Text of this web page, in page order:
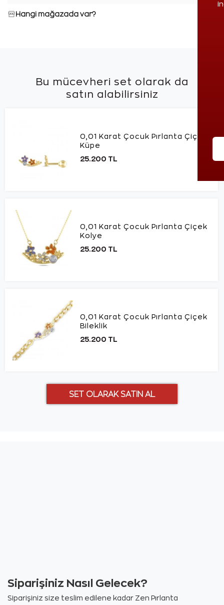
Hangi mağazada var?
Bu mücevheri set olarak da
satın alabilirsiniz
0,01 Karat Çocuk Pırlanta Çiçek
Küpe
25.200 TL
0,01 Karat Çocuk Pırlanta Çiçek
Kolye
25.200 TL
0,01 Karat Çocuk Pırlanta Çiçek
Bileklik
25.200 TL
Siparişiniz Nasıl Gelecek?
Siparişiniz size teslim edilene kadar Zen Pırlanta